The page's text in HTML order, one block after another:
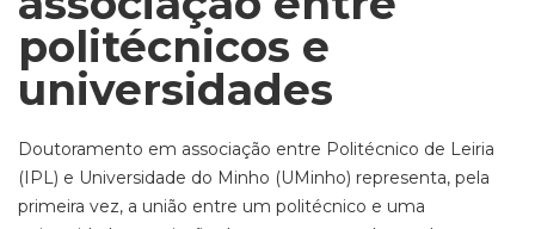
politécnicos e
universidades
Doutoramento em associação entre Politécnico de Leiria
(IPL) e Universidade do Minho (UMinho) representa, pela
primeira vez, a união entre um politécnico e uma